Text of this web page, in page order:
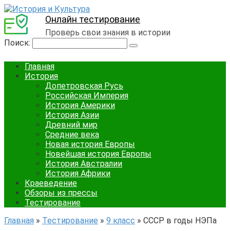
Онлайн тестирование
Проверь свои знания в истории
Поиск:
Главная
История
Допетровская Русь
Российская Империя
История Америки
История Азии
Древний мир
Средние века
Новая история Европы
Новейшая история Европы
История Австралии
История Африки
Краеведение
Обзоры из прессы
Тестирование
Главная » Тестирование » 9 класс » СССР в годы НЭПа